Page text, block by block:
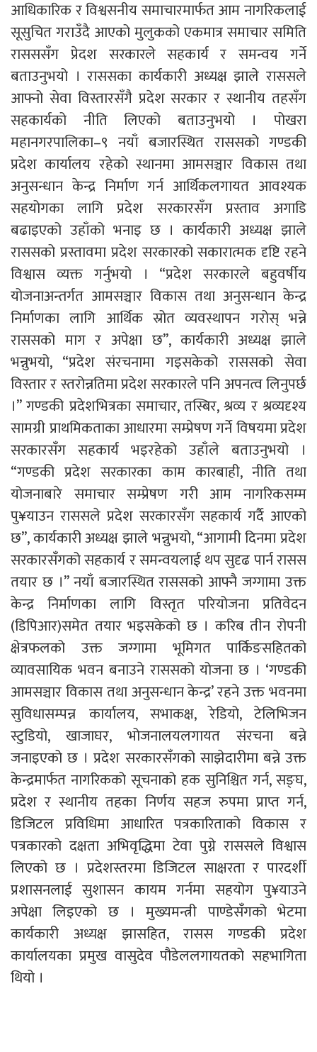
आधिकारिक र विश्वसनीय समाचारमार्फत आम नागरिकलाई
सूसुचित गराउँदै आएको मुलुकको एकमात्र समाचार समिति
रासससँग प्रेदश सरकारले सहकार्य र समन्वय गर्ने
बताउनुभयो । राससका कार्यकारी अध्यक्ष झाले राससले
आफ्नो सेवा विस्तारसँगै प्रदेश सरकार र स्थानीय तहसँग
सहकार्यको नीति लिएको बताउनुभयो । पोखरा
महानगरपालिका–९ नयाँ बजारस्थित राससको गण्डकी
प्रदेश कार्यालय रहेको स्थानमा आमसञ्चार विकास तथा
अनुसन्धान केन्द्र निर्माण गर्न आर्थिकलगायत आवश्यक
सहयोगका लागि प्रदेश सरकारसँग प्रस्ताव अगाडि
बढाइएको उहाँको भनाइ छ । कार्यकारी अध्यक्ष झाले
राससको प्रस्तावमा प्रदेश सरकारको सकारात्मक दृष्टि रहने
विश्वास व्यक्त गर्नुभयो । “प्रदेश सरकारले बहुवर्षीय
योजनाअन्तर्गत आमसञ्चार विकास तथा अनुसन्धान केन्द्र
निर्माणका लागि आर्थिक स्रोत व्यवस्थापन गरोस् भन्ने
राससको माग र अपेक्षा छ”, कार्यकारी अध्यक्ष झाले
भन्नुभयो, “प्रदेश संरचनामा गइसकेको राससको सेवा
विस्तार र स्तरोन्नतिमा प्रदेश सरकारले पनि अपनत्व लिनुपर्छ
।” गण्डकी प्रदेशभित्रका समाचार, तस्बिर, श्रव्य र श्रव्यदृश्य
सामग्री प्राथमिकताका आधारमा सम्प्रेषण गर्ने विषयमा प्रदेश
सरकारसँग सहकार्य भइरहेको उहाँले बताउनुभयो ।
“गण्डकी प्रदेश सरकारका काम कारबाही, नीति तथा
योजनाबारे समाचार सम्प्रेषण गरी आम नागरिकसम्म
पु¥याउन राससले प्रदेश सरकारसँग सहकार्य गर्दै आएको
छ”, कार्यकारी अध्यक्ष झाले भन्नुभयो, “आगामी दिनमा प्रदेश
सरकारसँगको सहकार्य र समन्वयलाई थप सुदृढ पार्न रासस
तयार छ ।” नयाँ बजारस्थित राससको आफ्नै जग्गामा उक्त
केन्द्र निर्माणका लागि विस्तृत परियोजना प्रतिवेदन
(डिपिआर)समेत तयार भइसकेको छ । करिब तीन रोपनी
क्षेत्रफलको उक्त जग्गामा भूमिगत पार्किङसहितको
व्यावसायिक भवन बनाउने राससको योजना छ । ‘गण्डकी
आमसञ्चार विकास तथा अनुसन्धान केन्द्र’ रहने उक्त भवनमा
सुविधासम्पन्न कार्यालय, सभाकक्ष, रेडियो, टेलिभिजन
स्टुडियो, खाजाघर, भोजनालयलगायत संरचना बन्ने
जनाइएको छ । प्रदेश सरकारसँगको साझेदारीमा बन्ने उक्त
केन्द्रमार्फत नागरिकको सूचनाको हक सुनिश्चित गर्न, सङ्घ,
प्रदेश र स्थानीय तहका निर्णय सहज रुपमा प्राप्त गर्न,
डिजिटल प्रविधिमा आधारित पत्रकारिताको विकास र
पत्रकारको दक्षता अभिवृद्धिमा टेवा पुग्ने राससले विश्वास
लिएको छ । प्रदेशस्तरमा डिजिटल साक्षरता र पारदर्शी
प्रशासनलाई सुशासन कायम गर्नमा सहयोग पु¥याउने
अपेक्षा लिइएको छ । मुख्यमन्त्री पाण्डेसँगको भेटमा
कार्यकारी अध्यक्ष झासहित, रासस गण्डकी प्रदेश
कार्यालयका प्रमुख वासुदेव पौडेललगायतको सहभागिता
थियो ।